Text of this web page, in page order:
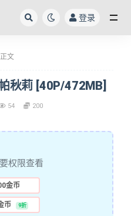
登录
正文
秋莉 [40P/472MB]
54 200
权限查看
金币
币 9折